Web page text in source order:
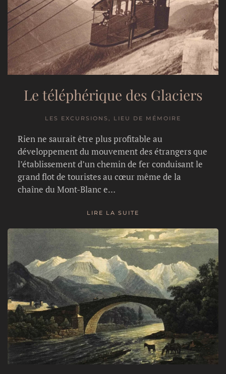
Le téléphérique des Glaciers
LES EXCURSIONS, LIEU DE MÉMOIRE
Rien ne saurait être plus profitable au
développement du mouvement des étrangers que
l’établissement d’un chemin de fer conduisant le
grand flot de touristes au cœur même de la
chaîne du Mont-Blanc e…
LIRE LA SUITE